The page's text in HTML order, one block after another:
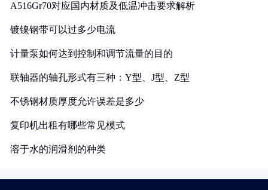
A516Gr70对应国内材质及低温冲击要求解析
镀镍钢带可以过多少电流
计量泵如何达到控制和调节流量的目的
联轴器的轴孔形式有三种：Y型、J型、Z型
不锈钢材质厚度允许误差是多少
复印机出租有哪些常见模式
溶于水的润滑剂的种类